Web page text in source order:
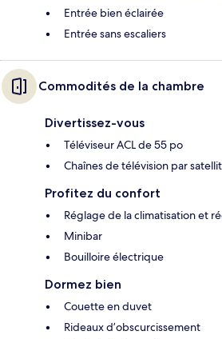
Entrée bien éclairée
Entrée sans escaliers
Commodités de la chambre
Divertissez-vous
Téléviseur ACL de 55 po
Chaînes de télévision par
Profitez du confort
Réglage de la climatisation et
Minibar
Bouilloire électrique
Dormez bien
Couette en duvet
Rideaux d’obscurcissement